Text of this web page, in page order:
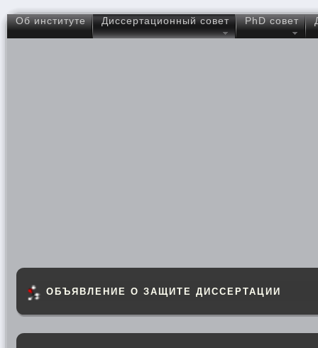
Об институте Диссертационный совет PhD совет
ОБЪЯВЛЕНИЕ О ЗАЩИТЕ ДИССЕРТАЦИИ